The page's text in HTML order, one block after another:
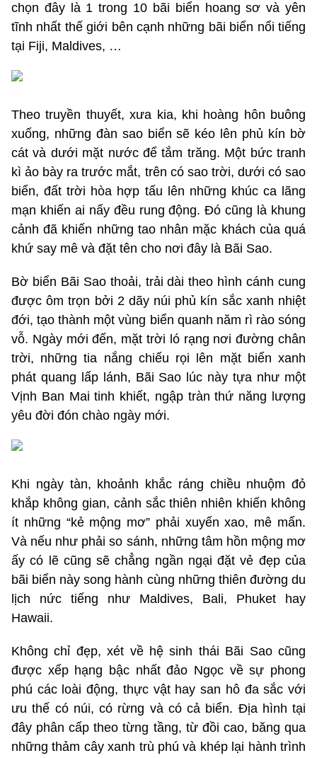
chọn đây là 1 trong 10 bãi biển hoang sơ và yên
tĩnh nhất thế giới bên cạnh những bãi biển nổi tiếng
tại Fiji, Maldives, …
Theo truyền thuyết, xưa kia, khi hoàng hôn buông
xuống, những đàn sao biển sẽ kéo lên phủ kín bờ
cát và dưới mặt nước để tắm trăng. Một bức tranh
kì ảo bày ra trước mắt, trên có sao trời, dưới có sao
biển, đất trời hòa hợp tấu lên những khúc ca lãng
mạn khiến ai nấy đều rung động. Đó cũng là khung
cảnh đã khiến những tao nhân mặc khách của quá
khứ say mê và đặt tên cho nơi đây là Bãi Sao.
Bờ biển Bãi Sao thoải, trải dài theo hình cánh cung
được ôm trọn bởi 2 dãy núi phủ kín sắc xanh nhiệt
đới, tạo thành một vùng biển quanh năm rì rào sóng
vỗ. Ngày mới đến, mặt trời ló rạng nơi đường chân
trời, những tia nắng chiếu rọi lên mặt biển xanh
phát quang lấp lánh, Bãi Sao lúc này tựa như một
Vịnh Ban Mai tinh khiết, ngập tràn thứ năng lượng
yêu đời đón chào ngày mới.
Khi ngày tàn, khoảnh khắc ráng chiều nhuộm đỏ
khắp không gian, cảnh sắc thiên nhiên khiến không
ít những “kẻ mộng mơ” phải xuyến xao, mê mẩn.
Và nếu như phải so sánh, những tâm hồn mộng mơ
ấy có lẽ cũng sẽ chẳng ngần ngại đặt vẻ đẹp của
bãi biển này song hành cùng những thiên đường du
lịch nức tiếng như Maldives, Bali, Phuket hay
Hawaii.
Không chỉ đẹp, xét về hệ sinh thái Bãi Sao cũng
được xếp hạng bậc nhất đảo Ngọc về sự phong
phú các loài động, thực vật hay san hô đa sắc với
ưu thế có núi, có rừng và có cả biển. Địa hình tại
đây phân cấp theo từng tầng, từ đồi cao, băng qua
những thảm cây xanh trù phú và khép lại hành trình